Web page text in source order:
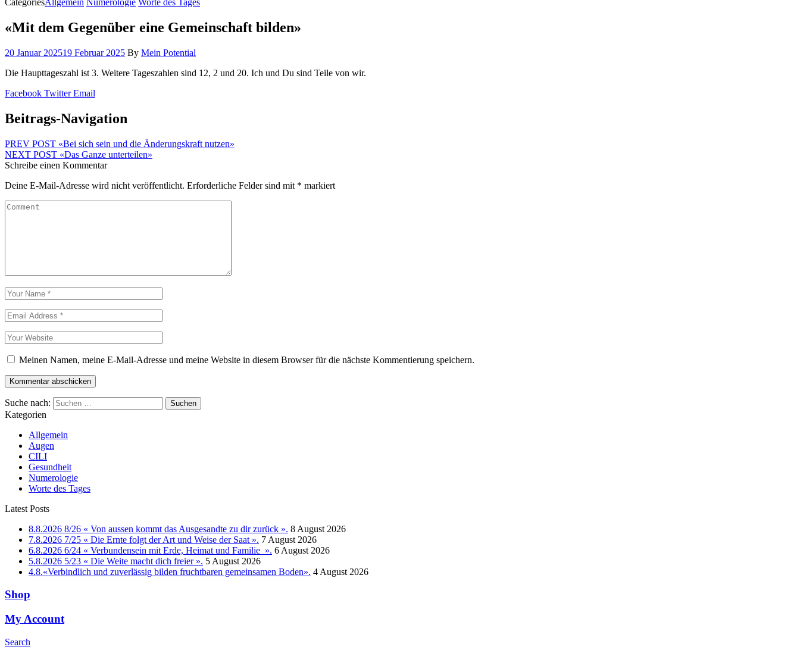
CategoriesAllgemein Numerologie Worte des Tages
«Mit dem Gegenüber eine Gemeinschaft bilden»
20 Januar 202519 Februar 2025 By Mein Potential
Die Haupttageszahl ist 3. Weitere Tageszahlen sind 12, 2 und 20. Ich und Du sind Teile von wir.
Facebook Twitter Email
Beitrags-Navigation
PREV POST «Bei sich sein und die Änderungskraft nutzen»
NEXT POST «Das Ganze unterteilen»
Schreibe einen Kommentar
Deine E-Mail-Adresse wird nicht veröffentlicht. Erforderliche Felder sind mit * markiert
Meinen Namen, meine E-Mail-Adresse und meine Website in diesem Browser für die nächste Kommentierung speichern.
Suche nach:
Kategorien
Allgemein
Augen
CILI
Gesundheit
Numerologie
Worte des Tages
Latest Posts
8.8.2026 8/26 « Von aussen kommt das Ausgesandte zu dir zurück ». 8 August 2026
7.8.2026 7/25 « Die Ernte folgt der Art und Weise der Saat ». 7 August 2026
6.8.2026 6/24 « Verbundensein mit Erde, Heimat und Familie ». 6 August 2026
5.8.2026 5/23 « Die Weite macht dich freier ». 5 August 2026
4.8.«Verbindlich und zuverlässig bilden fruchtbaren gemeinsamen Boden». 4 August 2026
Shop
My Account
Search